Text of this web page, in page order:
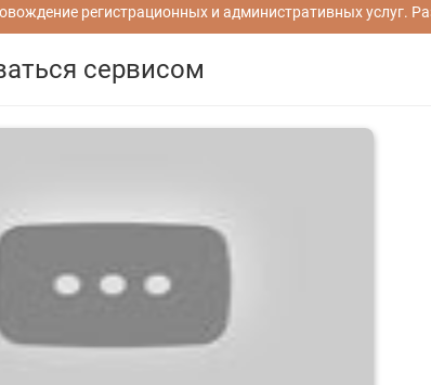
регистрационных и административных услуг.
сервисом